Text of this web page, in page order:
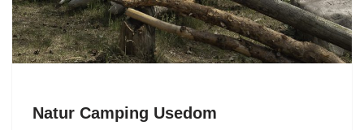
Natur Camping Usedom